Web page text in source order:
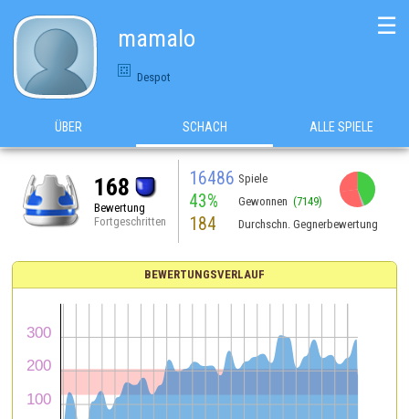
mamalo
Despot
☰
ÜBER SCHACH ALLE SPIELE
168
Bewertung
Fortgeschritten
16486 Spiele
43% Gewonnen (7149)
184 Durchschn. Gegnerbewertung
BEWERTUNGSVERLAUF